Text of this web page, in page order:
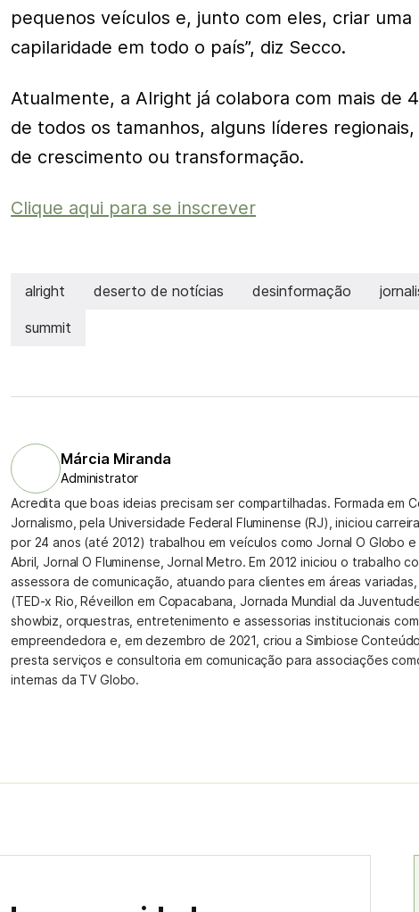
pequenos veículos e, junto com eles, criar uma
capilaridade em todo o país”, diz Secco.
Atualmente, a Alright já colabora com mais de
de todos os tamanhos, alguns líderes
de crescimento ou transformação.
Clique aqui para se inscrever
alright deserto de notícias desinformação
summit
Márcia Miranda
Administrator
Acredita que boas ideias precisam ser compartilhadas. Formada em
Jornalismo, pela Universidade Federal Fluminense (RJ), iniciou
por 24 anos (até 2012) trabalhou em veículos como Jornal O Globo
Abril, Jornal O Fluminense, Jornal Metro. Em 2012 iniciou o trabalho
assessora de comunicação, atuando para clientes em áreas
(TED-x Rio, Réveillon em Copacabana, Jornada Mundial da
showbiz, orquestras, entretenimento e assessorias institucionais
empreendedora e, em dezembro de 2021, criou a Simbiose
presta serviços e consultoria em comunicação para associações
internas da TV Globo.